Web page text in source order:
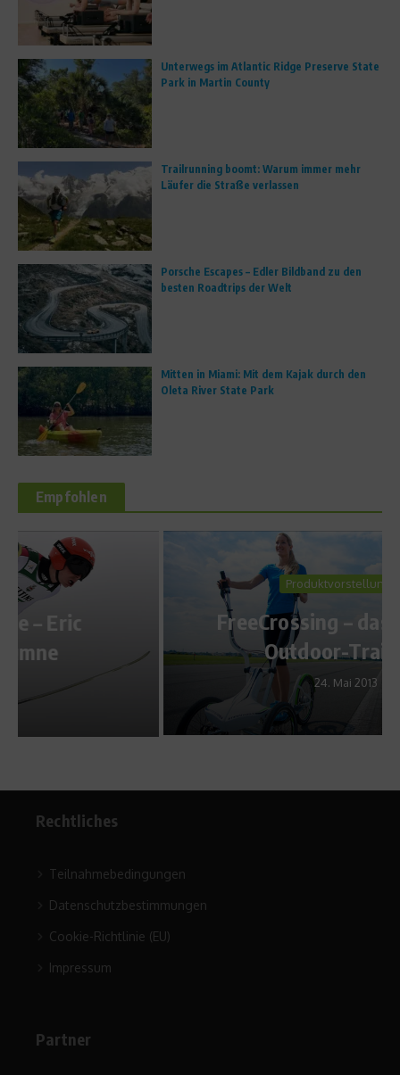
Unterwegs im Atlantic Ridge Preserve State
Park in Martin County
Trailrunning boomt: Warum immer mehr
Läufer die Straße verlassen
Porsche Escapes – Edler Bildband zu den
besten Roadtrips der Welt
Mitten in Miami: Mit dem Kajak durch den
Oleta River State Park
Empfohlen
Produktvorstellungen
FreeCrossing – das perfekte
Outdoor-Training
Rechtliches
Teilnahmebedingungen
Datenschutzbestimmungen
Cookie-Richtlinie (EU)
Impressum
Partner